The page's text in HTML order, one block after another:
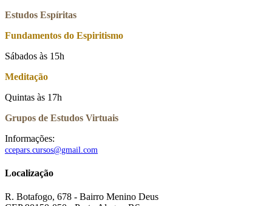
Estudos Espíritas
Fundamentos do Espiritismo
Sábados às 15h
Meditação
Quintas às 17h
Grupos de Estudos Virtuais
Informações:
ccepars.cursos@gmail.com
Localização
R. Botafogo, 678 - Bairro Menino Deus